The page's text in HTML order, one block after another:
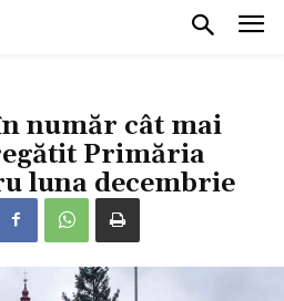
număr cât mai
Primăria
luna decembrie